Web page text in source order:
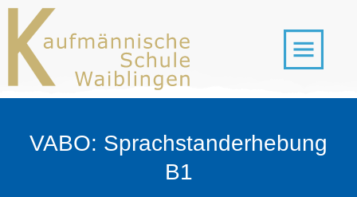
VABO: Sprachstanderhebung
B1